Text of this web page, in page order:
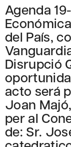
Agenda
del País,
Disrupció
acto será
Joan
per al
de: Sr.